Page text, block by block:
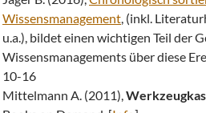
Wissensmanagement, (inkl.
u.a.), bildet einen wichtigen Teil der
Wissensmanagements über diese
10-16
Mittelmann A. (2011),